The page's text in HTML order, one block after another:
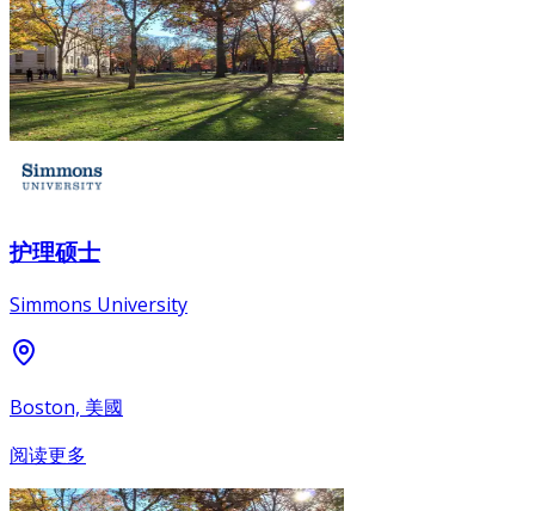
护理硕士
Simmons University
Boston, 美國
阅读更多